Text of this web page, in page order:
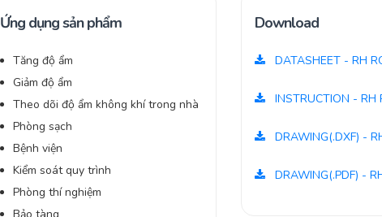
Ứng dụng sản phẩm
Tăng độ ẩm
Giảm độ ẩm
Theo dõi độ ẩm không khí trong nhà
Phòng sạch
Bệnh viện
Kiểm soát quy trình
Phòng thí nghiệm
Download
DATASHEET - RH
INSTRUCTION - RH
DRAWING(.DXF) -
DRAWING(.PDF) -